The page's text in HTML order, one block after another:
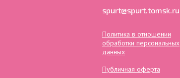
spurt@spurt.tomsk.ru
Политика в отношении
обработки персональных
данных
Публичная оферта